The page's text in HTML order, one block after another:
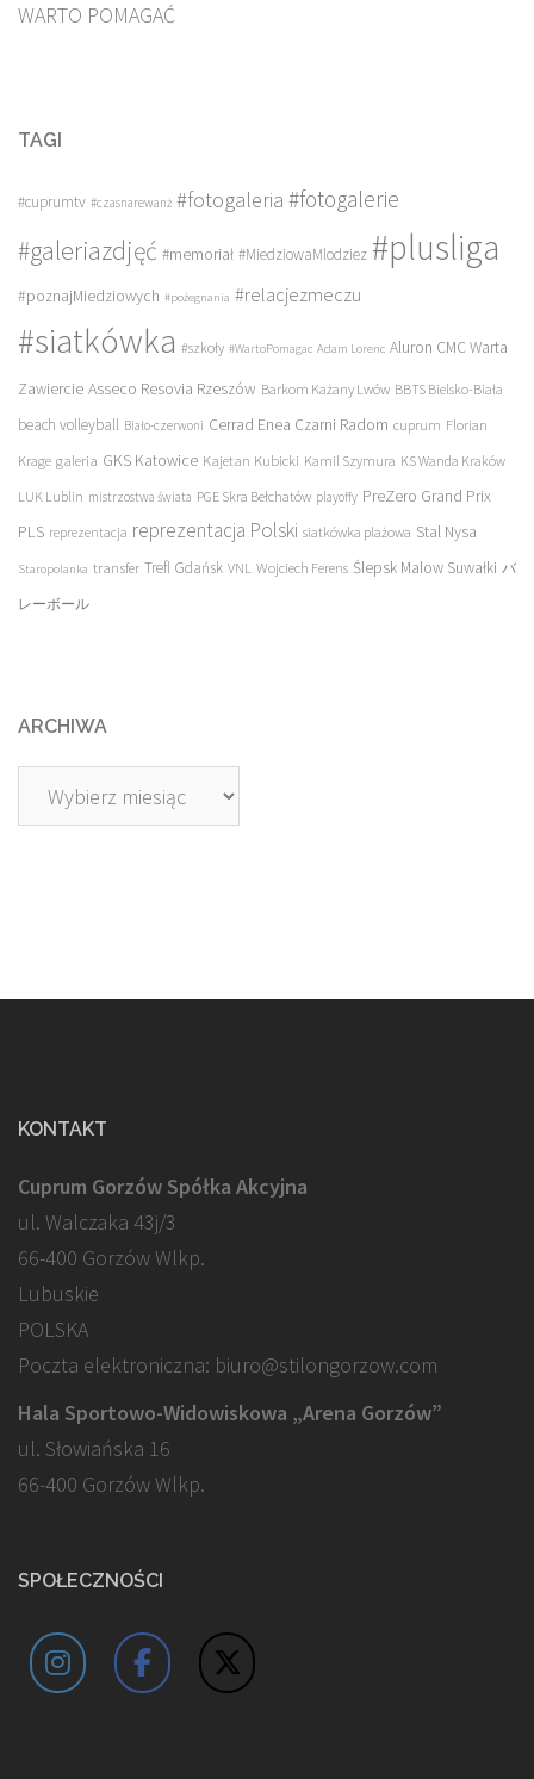
WARTO POMAGAĆ
TAGI
#cuprumtv #czasnarewanż #fotogaleria #fotogalerie
#galeriazdjęć #memoriał #MiedziowaMlodziez #plusliga
#poznajMiedziowych #pożegnania #relacjezmeczu
#siatkówka #szkoły #WartoPomagac Adam Lorenc Aluron CMC Warta
Zawiercie Asseco Resovia Rzeszów Barkom Każany Lwów BBTS Bielsko-Biała
beach volleyball Biało-czerwoni Cerrad Enea Czarni Radom cuprum Florian
Krage galeria GKS Katowice Kajetan Kubicki Kamil Szymura KS Wanda Kraków
LUK Lublin mistrzostwa świata PGE Skra Bełchatów playoffy PreZero Grand Prix
PLS reprezentacja reprezentacja Polski siatkówka plażowa Stal Nysa
Staropolanka transfer Trefl Gdańsk VNL Wojciech Ferens Ślepsk Malow Suwałki バ
レーボール
ARCHIWA
Archiwa
KONTAKT
Cuprum Gorzów Spółka Akcyjna
ul. Walczaka 43j/3
66-400 Gorzów Wlkp.
Lubuskie
POLSKA
Poczta elektroniczna: biuro@stilongorzow.com
Hala Sportowo-Widowiskowa „Arena Gorzów”
ul. Słowiańska 16
66-400 Gorzów Wlkp.
SPOŁECZNOŚCI